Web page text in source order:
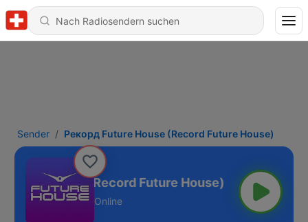
Sender Рекорд Future House (Record Future House)
House (Record Future House)
Online